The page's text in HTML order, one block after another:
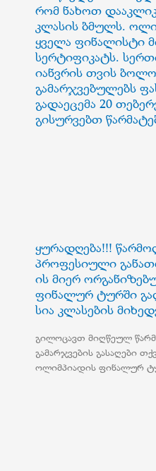
რომ ნახოთ
კლასის ბმულს.
ყველა ფინალისტი
სერტიფიკატს.
იანვრის თვის
გამარჯვებულებს
გადაეცემა 20
გისურვებთ
ყურადღება!!!
პროფესიული
ის მიერ
ფინალურ ტურში
სია კლასების
გილოცავთ მიღწეულ
გამარჯვების გასაღები
ოლიმპიადის ფინალურ